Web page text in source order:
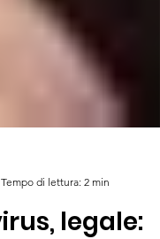
Tempo di lettura: 2 min